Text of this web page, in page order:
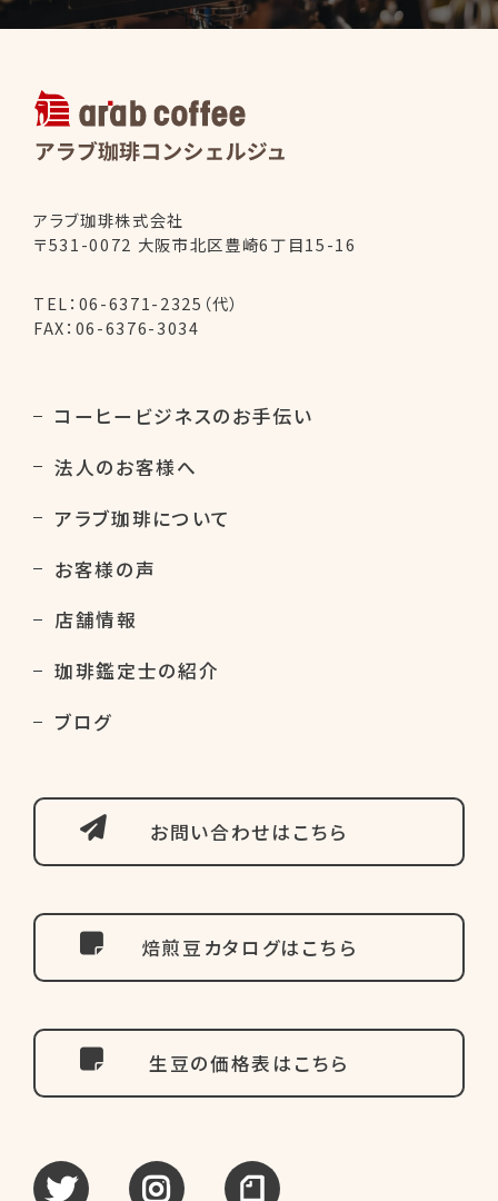
アラブ珈琲株式会社
〒531-0072 大阪市北区豊崎6丁目15-16
TEL： 06-6371-2325（代）
FAX：06-6376-3034
tweet instagram
コーヒービジネスのお手伝い
法人のお客様へ
アラブ珈琲について
お客様の声
店舗情報
珈琲鑑定士の紹介
ブログ
お問い合わせはこちら
焙煎豆カタログはこちら
生豆の価格表はこちら